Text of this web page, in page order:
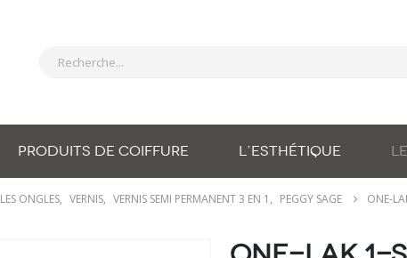
PRODUITS DE COIFFURE L’ESTHÉTIQUE
LES ONGLES, VERNIS, VERNIS SEMI PERMANENT 3 EN 1 , PEGGY SAGE ONE-